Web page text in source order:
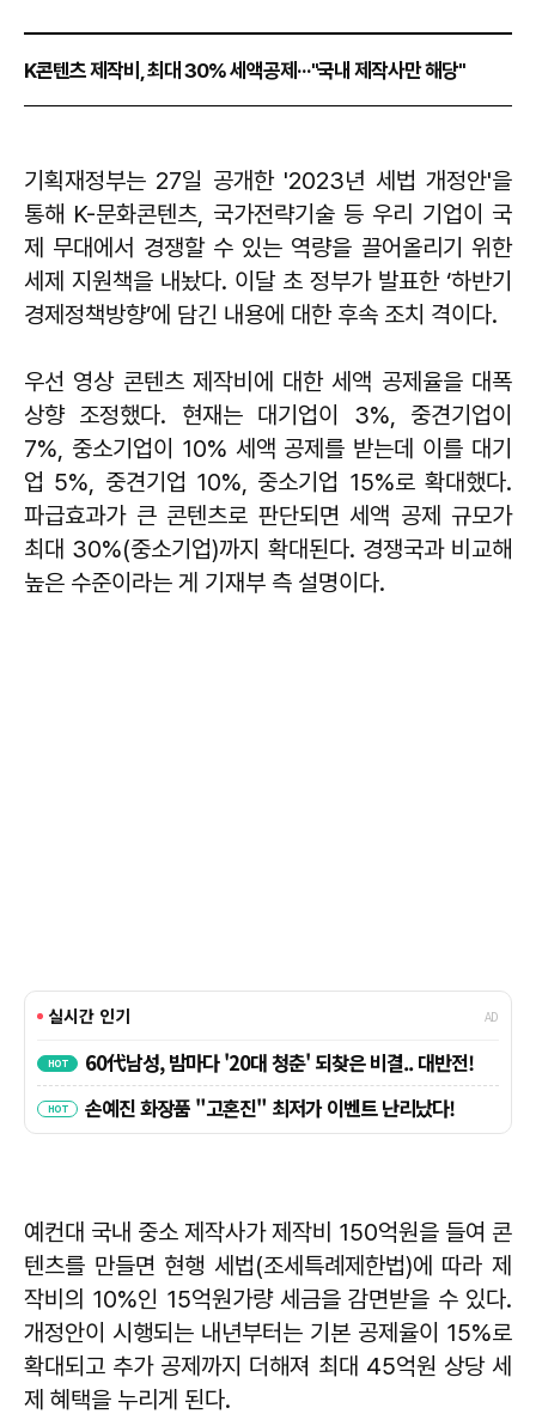
K콘텐츠 제작비, 최대 30% 세액공제···"국내 제작사만 해당"
기획재정부는 27일 공개한 '2023년 세법 개정안'을
통해 K-문화콘텐츠, 국가전략기술 등 우리 기업이 국
제 무대에서 경쟁할 수 있는 역량을 끌어올리기 위한
세제 지원책을 내놨다. 이달 초 정부가 발표한 ‘하반기
경제정책방향’에 담긴 내용에 대한 후속 조치 격이다.
우선 영상 콘텐츠 제작비에 대한 세액 공제율을 대폭
상향 조정했다. 현재는 대기업이 3%, 중견기업이
7%, 중소기업이 10% 세액 공제를 받는데 이를 대기
업 5%, 중견기업 10%, 중소기업 15%로 확대했다.
파급효과가 큰 콘텐츠로 판단되면 세액 공제 규모가
최대 30%(중소기업)까지 확대된다. 경쟁국과 비교해
높은 수준이라는 게 기재부 측 설명이다.
예컨대 국내 중소 제작사가 제작비 150억원을 들여 콘
텐츠를 만들면 현행 세법(조세특례제한법)에 따라 제
작비의 10%인 15억원가량 세금을 감면받을 수 있다.
개정안이 시행되는 내년부터는 기본 공제율이 15%로
확대되고 추가 공제까지 더해져 최대 45억원 상당 세
제 혜택을 누리게 된다.